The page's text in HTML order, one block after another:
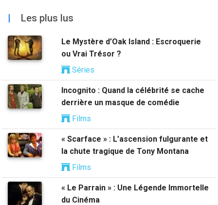
| Les plus lus
Le Mystère d’Oak Island : Escroquerie
ou Vrai Trésor ?
Séries
Incognito : Quand la célébrité se cache
derrière un masque de comédie
Films
« Scarface » : L’ascension fulgurante et
la chute tragique de Tony Montana
Films
« Le Parrain » : Une Légende Immortelle
du Cinéma